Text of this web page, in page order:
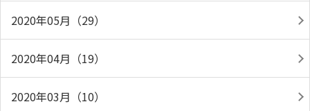
2020年05月（29）
2020年04月（19）
2020年03月（10）